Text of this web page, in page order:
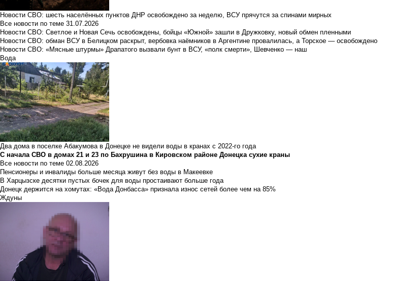
Новости СВО: шесть населённых пунктов ДНР освобождено за неделю, ВСУ прячутся за спинами мирных
Все новости по теме 31.07.2026
Новости СВО: Светлое и Новая Сечь освобождены, бойцы «Южной» зашли в Дружковку, новый обмен пленными
Новости СВО: обман ВСУ в Белицком раскрыт, вербовка наёмников в Аргентине провалилась, а Торское — освобождено
Новости СВО: «Мясные штурмы» Драпатого вызвали бунт в ВСУ, «полк смерти», Шевченко — наш
Вода
Два дома в поселке Абакумова в Донецке не видели воды в кранах с 2022-го года
С начала СВО в домах 21 и 23 по Бахрушина в Кировском районе Донецка сухие краны
Все новости по теме 02.08.2026
Пенсионеры и инвалиды больше месяца живут без воды в Макеевке
В Харцызске десятки пустых бочек для воды простаивают больше года
Донецк держится на хомутах: «Вода Донбасса» признала износ сетей более чем на 85%
Ждуны